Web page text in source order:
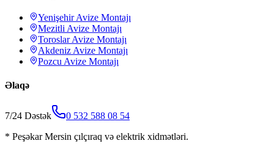
YenişehirAvize Montajı
Mezitli Avize Montajı
ToroslarAvize Montajı
Akdeniz Avize Montajı
Pozcu Avize Montajı
Əlaqə
7/24 Dəstək
0 532 588 08 54
* Peşəkar Mersin çılçıraq və elektrik xidmətləri.